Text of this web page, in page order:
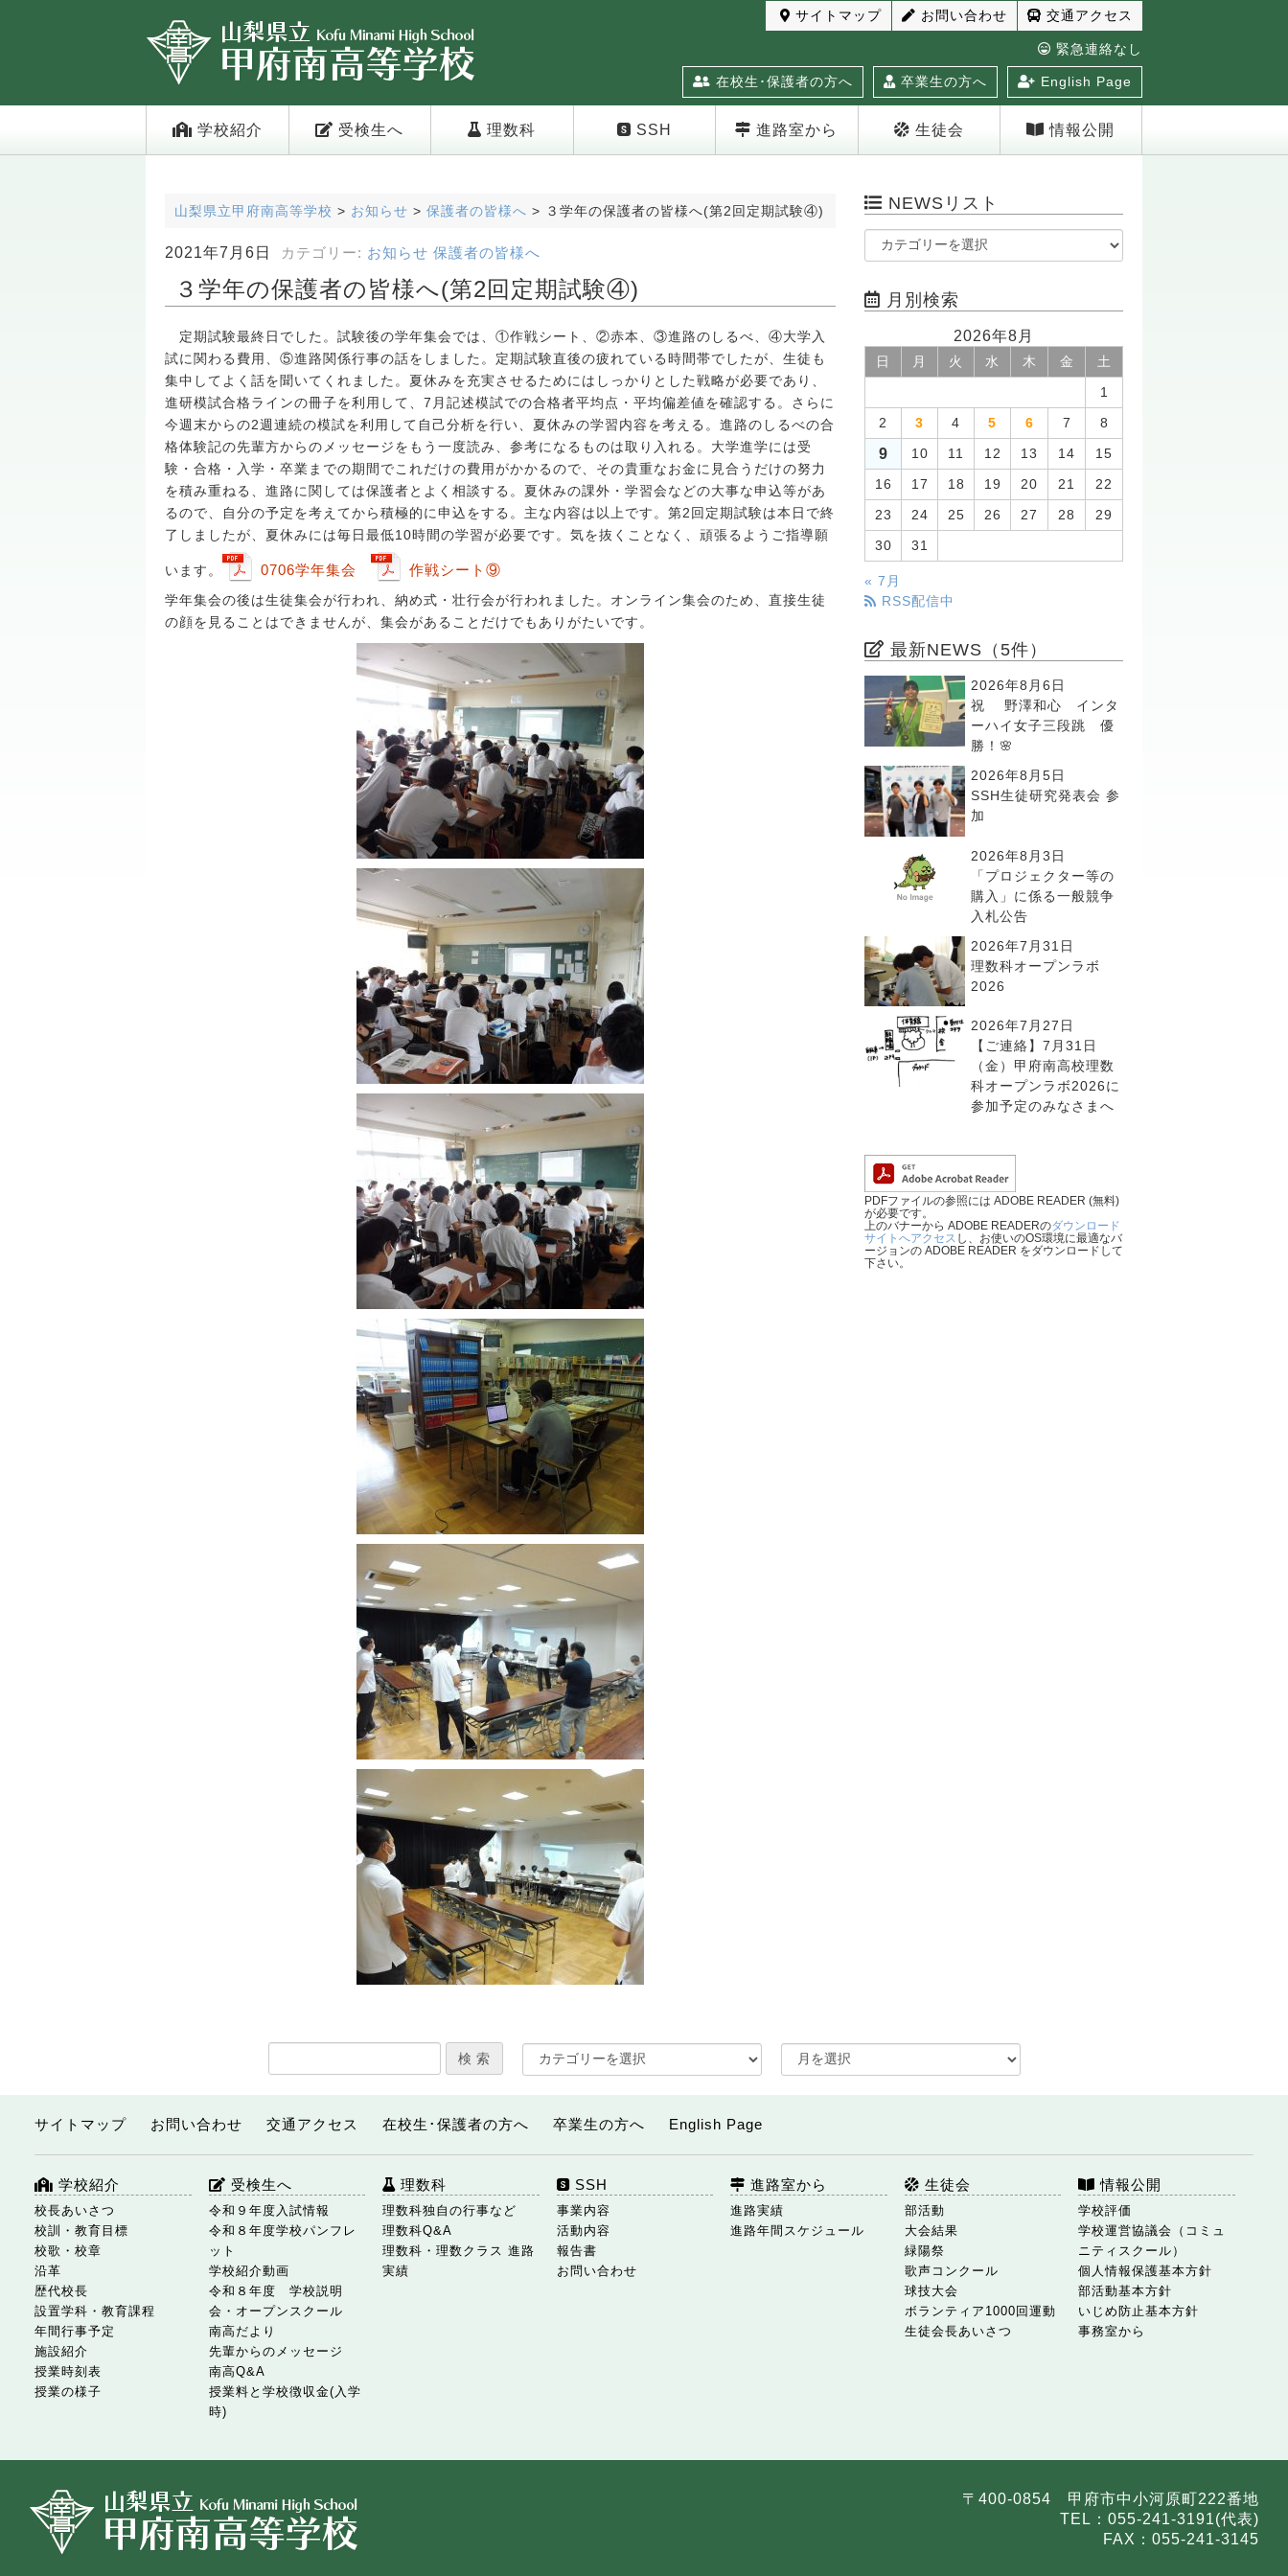
交通アクセス
お問い合わせ
サイトマップ
緊急連絡なし
在校生･保護者の方へ 卒業生の方へ English Page
学校紹介 受検生へ 理数科 SSH 進路室から 生徒会 情報公開
山梨県立甲府南高等学校 > お知らせ > 保護者の皆様へ > ３学年の保護者の皆様へ(第2回定期試験④)
2021年7月6日 カテゴリー: お知らせ 保護者の皆様へ
３学年の保護者の皆様へ(第2回定期試験④)
定期試験最終日でした。試験後の学年集会では、①作戦シート、②赤本、③進路のしるべ、④大学入
試に関わる費用、⑤進路関係行事の話をしました。定期試験直後の疲れている時間帯でしたが、生徒も
集中してよく話を聞いてくれました。夏休みを充実させるためにはしっかりとした戦略が必要であり、
進研模試合格ラインの冊子を利用して、7月記述模試での合格者平均点・平均偏差値を確認する。さらに
今週末からの2週連続の模試を利用して自己分析を行い、夏休みの学習内容を考える。進路のしるべの合
格体験記の先輩方からのメッセージをもう一度読み、参考になるものは取り入れる。大学進学には受
験・合格・入学・卒業までの期間でこれだけの費用がかかるので、その貴重なお金に見合うだけの努力
を積み重ねる、進路に関しては保護者とよく相談する。夏休みの課外・学習会などの大事な申込等があ
るので、自分の予定を考えてから積極的に申込をする。主な内容は以上です。第2回定期試験は本日で終
了しましたが、夏休みには毎日最低10時間の学習が必要です。気を抜くことなく、頑張るようご指導願
います。 0706学年集会 作戦シート⑨
学年集会の後は生徒集会が行われ、納め式・壮行会が行われました。オンライン集会のため、直接生徒
の顔を見ることはできませんが、集会があることだけでもありがたいです。
NEWSリスト
月別検索
2026年8月
日 月 火 水 木 金 土
1
2 3 4 5 6 7 8
9 10 11 12 13 14 15
16 17 18 19 20 21 22
23 24 25 26 27 28 29
30 31
« 7月
RSS配信中
最新NEWS（5件）
2026年8月6日
祝 野澤和心 インタ
ーハイ女子三段跳 優
勝！🌸
2026年8月5日
SSH生徒研究発表会 参
加
2026年8月3日
「プロジェクター等の
購入」に係る一般競争
入札公告
2026年7月31日
理数科オープンラボ
2026
2026年7月27日
【ご連絡】7月31日
（金）甲府南高校理数
科オープンラボ2026に
参加予定のみなさまへ
PDFファイルの参照には ADOBE READER (無料)
が必要です。
上のバナーから ADOBE READERのダウンロード
サイトへアクセス し、お使いのOS環境に最適なバ
ージョンの ADOBE READER をダウンロードして
下さい。
サイトマップ お問い合わせ 交通アクセス 在校生･保護者の方へ 卒業生の方へ English Page
学校紹介
校長あいさつ
校訓・教育目標
校歌・校章
沿革
歴代校長
設置学科・教育課程
年間行事予定
施設紹介
授業時刻表
授業の様子
受検生へ
令和９年度入試情報
令和８年度学校パンフレ
ット
学校紹介動画
令和８年度 学校説明
会・オープンスクール
南高だより
先輩からのメッセージ
南高Q&A
授業料と学校徴収金(入学
時)
理数科
理数科独自の行事など
理数科Q&A
理数科・理数クラス 進路
実績
SSH
事業内容
活動内容
報告書
お問い合わせ
進路室から
進路実績
進路年間スケジュール
生徒会
部活動
大会結果
緑陽祭
歌声コンクール
球技大会
ボランティア1000回運動
生徒会長あいさつ
情報公開
学校評価
学校運営協議会（コミュ
ニティスクール）
個人情報保護基本方針
部活動基本方針
いじめ防止基本方針
事務室から
〒400-0854 甲府市中小河原町222番地
TEL：055-241-3191(代表)
FAX：055-241-3145